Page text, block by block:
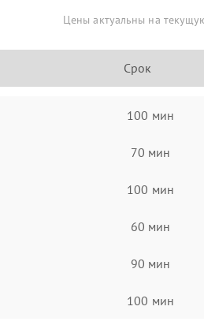
Цены актуальны на
Срок
100 мин
70 мин
100 мин
60 мин
90 мин
100 мин